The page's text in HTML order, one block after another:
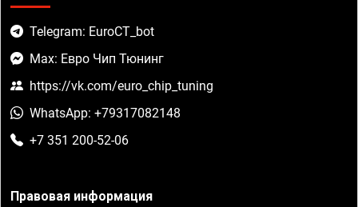
Telegram: EuroCT_bot
Max: Евро Чип Тюнинг
https://vk.com/euro_chip_tuning
WhatsApp: +79317082148
+7 351 200-52-06
Правовая информация